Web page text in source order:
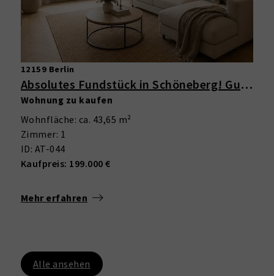
12159 Berlin
Absolutes Fundstück in Schöneberg! Gut geschnittene 1-Zimmer-Wohnung mit Erker im schönen Altbau
Wohnung zu kaufen
Wohnfläche: ca. 43,65 m²
Zimmer: 1
ID: AT-044
Kaufpreis: 199.000 €
Mehr erfahren
Alle ansehen